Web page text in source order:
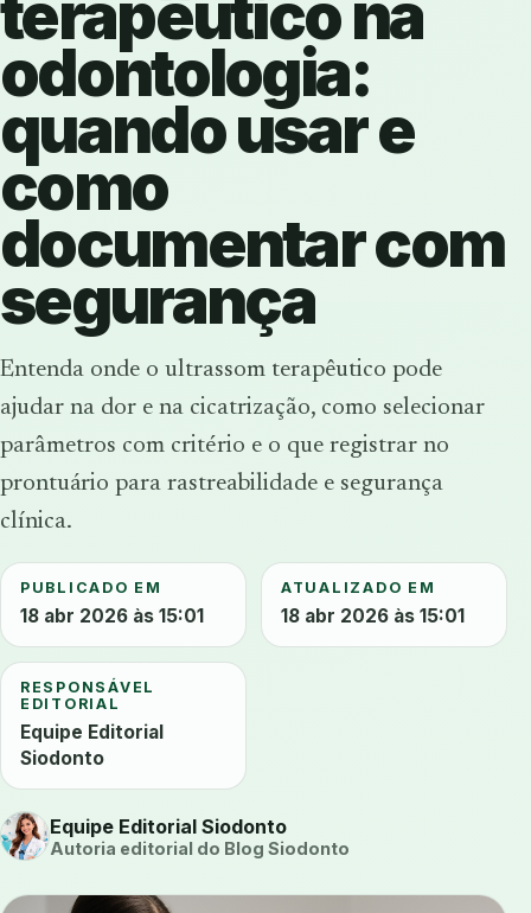
terapêutico na
odontologia:
quando usar e
como
documentar com
segurança
Entenda onde o ultrassom terapêutico pode
ajudar na dor e na cicatrização, como selecionar
parâmetros com critério e o que registrar no
prontuário para rastreabilidade e segurança
clínica.
PUBLICADO EM
18 abr 2026 às 15:01
ATUALIZADO EM
18 abr 2026 às 15:01
RESPONSÁVEL
EDITORIAL
Equipe Editorial
Siodonto
Equipe Editorial Siodonto
Autoria editorial do Blog Siodonto